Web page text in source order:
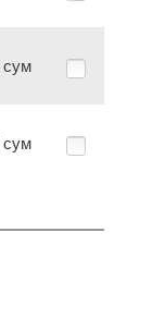
сум
сум